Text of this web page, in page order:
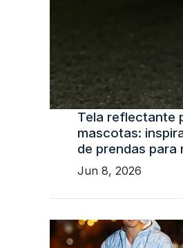
Tela reflectante
mascotas:
de prendas para
Jun 8, 2026